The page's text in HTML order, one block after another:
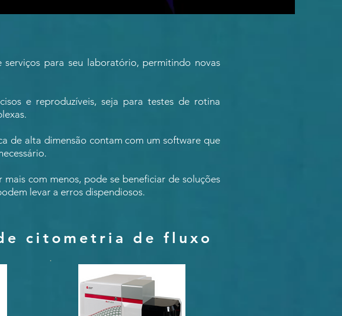
para seu laboratório, permitindo novas
e reproduzíveis, seja para testes de rotina
de alta dimensão contam com um software que
com menos, pode se beneficiar de soluções
levar a erros dispendiosos.
citometria de fluxo